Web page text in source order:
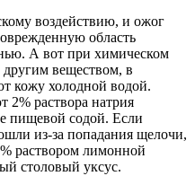
воздействию, и ожог
область
А вот при химическом
веществом, в
кожу холодной водой.
2% раствора натрия
пищевой содой. Если
из-за попадания щелочи,
раствором лимонной
столовый уксус.